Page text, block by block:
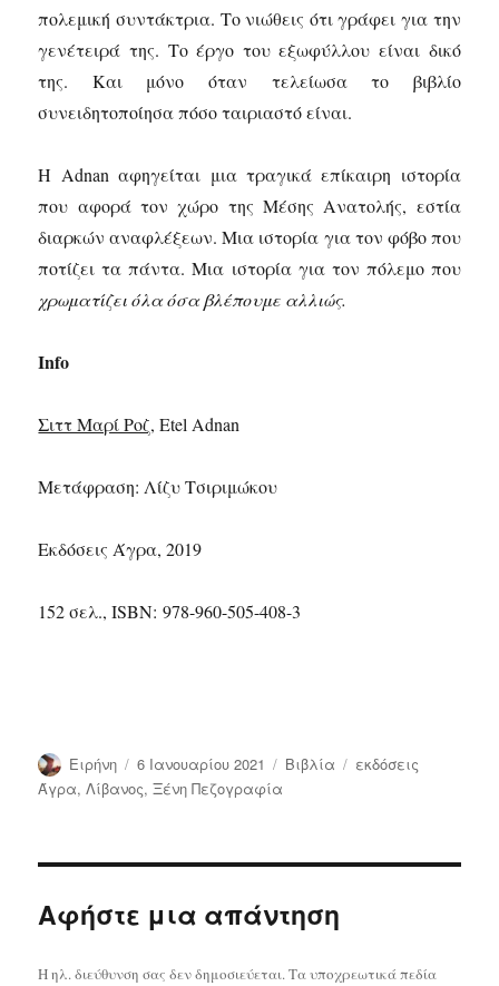
πολεμική συντάκτρια. Το νιώθεις ότι γράφει για την
γενέτειρά της. Το έργο του εξωφύλλου είναι δικό
της. Και μόνο όταν τελείωσα το βιβλίο
συνειδητοποίησα πόσο ταιριαστό είναι.
Η Adnan αφηγείται μια τραγικά επίκαιρη ιστορία
που αφορά τον χώρο της Μέσης Ανατολής, εστία
διαρκών αναφλέξεων. Μια ιστορία για τον φόβο που
ποτίζει τα πάντα. Μια ιστορία για τον πόλεμο που
χρωματίζει όλα όσα βλέπουμε αλλιώς.
Info
Σιττ Μαρί Ροζ, Etel Adnan
Μετάφραση: Λίζυ Τσιριμώκου
Εκδόσεις Άγρα, 2019
152 σελ.,ISBN:978-960-505-408-3
Συντάκτης
Ειρήνη
Δημοσιεύτηκε
την
6 Ιανουαρίου 2021 Κατηγορίες
Bιβλία Ετικέτες
εκδόσεις
Άγρα,Λίβανος,Ξένη Πεζογραφία
Αφήστε μια απάντηση
Η ηλ. διεύθυνση σας δεν δημοσιεύεται.Τα υποχρεωτικά πεδία